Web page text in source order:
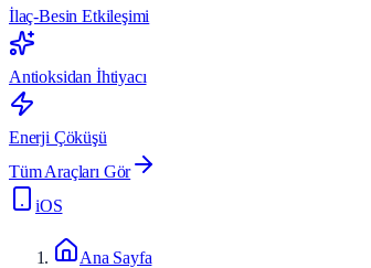
İlaç-Besin Etkileşimi
Antioksidan İhtiyacı
Enerji Çöküşü
Tüm Araçları Gör
iOS
Ana Sayfa